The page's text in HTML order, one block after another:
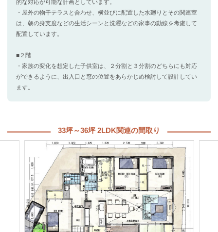
的な対応が可能な計画としています。
・屋外の物干テラスと合わせ、横並びに配置した水廻りとその関連室
は、朝の身支度などの生活シーンと洗濯などの家事の動線を考慮して
配置しています。
■２階
・家族の変化を想定した子供室は、２分割と３分割のどちらにも対応
ができるように、出入口と窓の位置をあらかじめ検討して設計してい
ます。
33坪～36坪 2LDK関連の間取り